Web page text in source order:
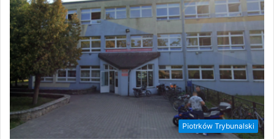
Piotrków Trybunalski